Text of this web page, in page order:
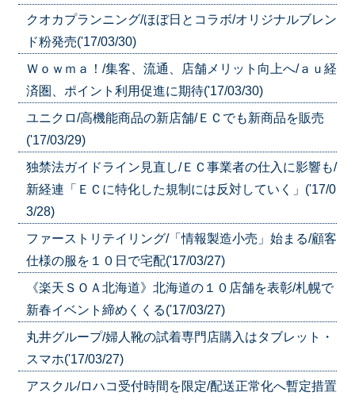
クオカプランニング/ほぼ日とコラボ/オリジナルブレン
ド粉発売('17/03/30)
Ｗｏｗｍａ！/集客、流通、店舗メリット向上へ/ａｕ経
済圏、ポイント利用促進に期待('17/03/30)
ユニクロ/高機能商品の新店舗/ＥＣでも新商品を販売
('17/03/29)
独禁法ガイドライン見直し/ＥＣ事業者の仕入に影響も/
新経連「ＥＣに特化した規制には反対していく」('17/0
3/28)
ファーストリテイリング/「情報製造小売」始まる/顧客
仕様の服を１０日で宅配('17/03/27)
《楽天ＳＯＡ北海道》北海道の１０店舗を表彰/札幌で
新春イベント締めくくる('17/03/27)
丸井グループ/婦人靴の試着専門店購入はタブレット・
スマホ('17/03/27)
アスクル/ロハコ受付時間を限定/配送正常化へ暫定措置